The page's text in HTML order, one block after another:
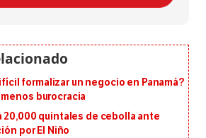
formalizar un negocio en Panamá?
burocracia
20,000 quintales de cebolla ante
por El Niño